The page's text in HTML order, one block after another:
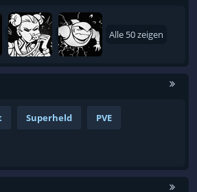
Alle 50 zeigen
Superheld PVE